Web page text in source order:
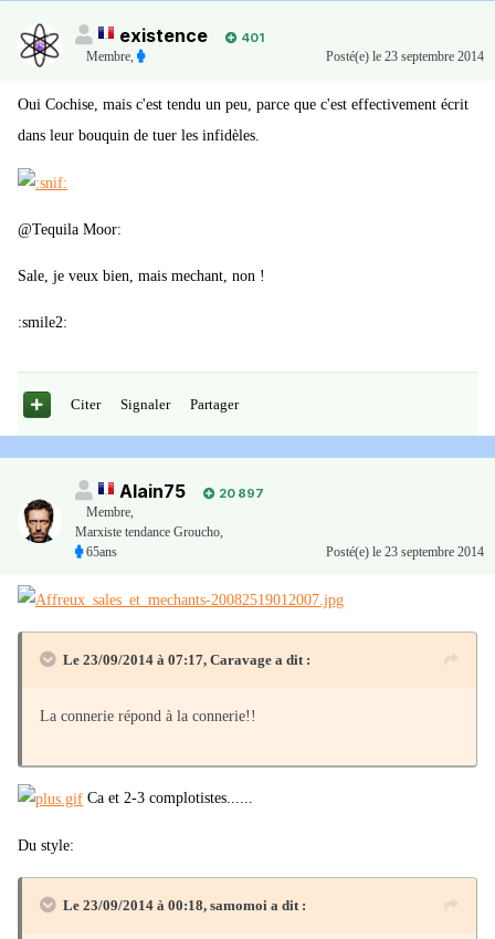
existence
401
Membre, Posté(e) le 23 septembre 2014
Oui Cochise, mais c'est tendu un peu, parce que c'est effectivement écrit
dans leur bouquin de tuer les infidèles.
@Tequila Moor:
Sale, je veux bien, mais mechant, non !
:smile2:
Citer Signaler Partager
Alain75
20 897
Membre,
Marxiste tendance Groucho,
65ans
Posté(e) le 23 septembre 2014
Le 23/09/2014 à 07:17, Caravage a dit :
La connerie répond à la connerie!!
Ca et 2-3 complotistes......
Du style:
Le 23/09/2014 à 00:18, samomoi a dit :